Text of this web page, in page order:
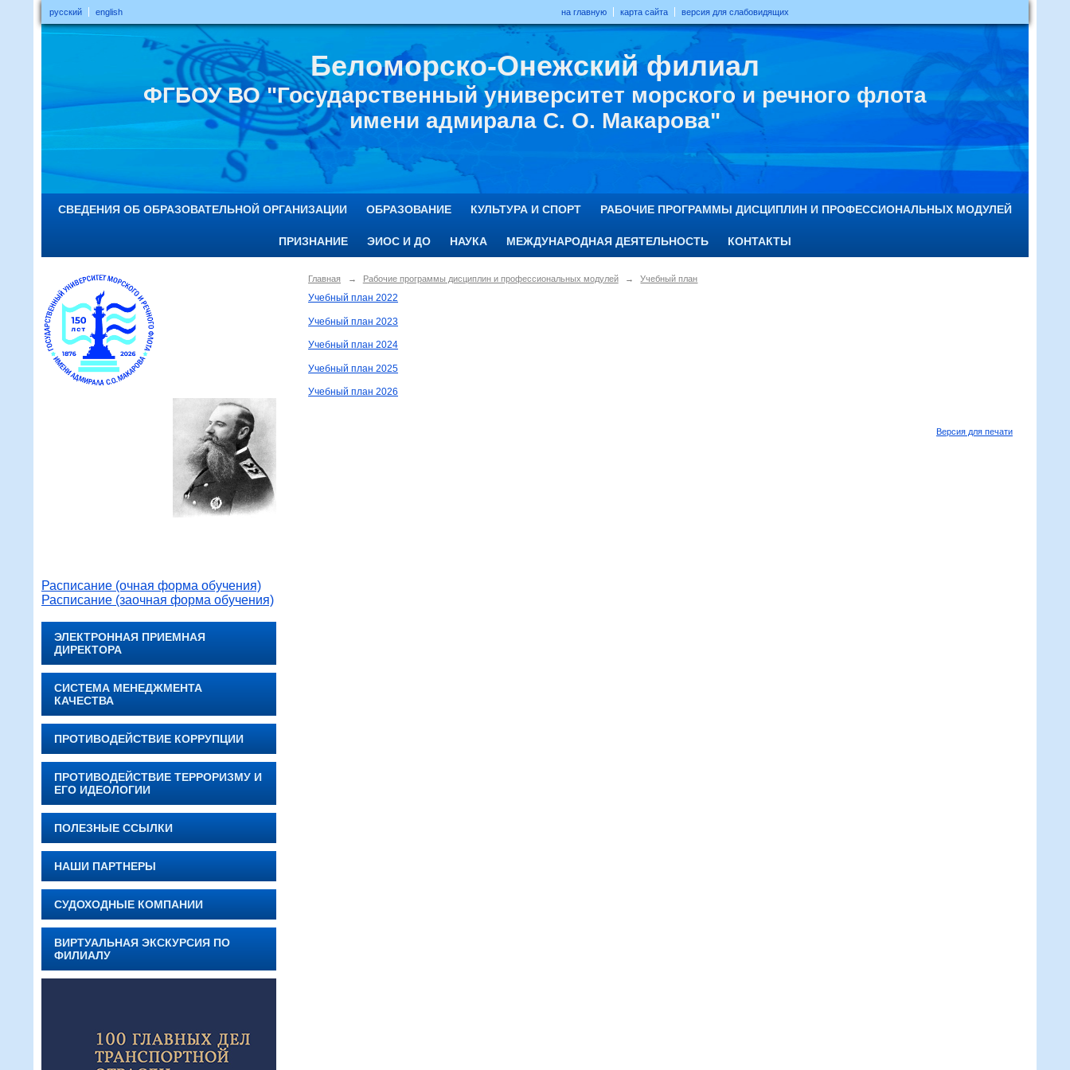
русский english на главную карта сайта версия для слабовидящих
Беломорско-Онежский филиал
ФГБОУ ВО "Государственный университет морского и речного флота
имени адмирала С. О. Макарова"
СВЕДЕНИЯ ОБ ОБРАЗОВАТЕЛЬНОЙ ОРГАНИЗАЦИИ ОБРАЗОВАНИЕ КУЛЬТУРА И СПОРТ РАБОЧИЕ ПРОГРАММЫ ДИСЦИПЛИН И ПРОФЕССИОНАЛЬНЫХ МОДУЛЕЙ
ПРИЗНАНИЕ ЭИОС И ДО НАУКА МЕЖДУНАРОДНАЯ ДЕЯТЕЛЬНОСТЬ КОНТАКТЫ
Расписание (очная форма обучения)
Расписание (заочная форма обучения)
ЭЛЕКТРОННАЯ ПРИЕМНАЯ
ДИРЕКТОРА
СИСТЕМА МЕНЕДЖМЕНТА
КАЧЕСТВА
ПРОТИВОДЕЙСТВИЕ КОРРУПЦИИ
ПРОТИВОДЕЙСТВИЕ ТЕРРОРИЗМУ И
ЕГО ИДЕОЛОГИИ
ПОЛЕЗНЫЕ ССЫЛКИ
НАШИ ПАРТНЕРЫ
СУДОХОДНЫЕ КОМПАНИИ
ВИРТУАЛЬНАЯ ЭКСКУРСИЯ ПО
ФИЛИАЛУ
Главная → Рабочие программы дисциплин и профессиональных модулей → Учебный план
Учебный план 2022
Учебный план 2023
Учебный план 2024
Учебный план 2025
Учебный план 2026
Версия для печати